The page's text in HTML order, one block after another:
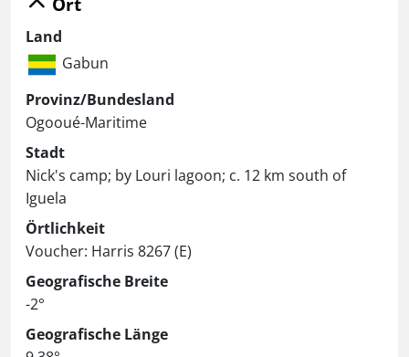
Land
Gabun
Provinz/Bundesland
Ogooué-Maritime
Stadt
Nick's camp; by Louri lagoon; c. 12 km south of
Iguela
Örtlichkeit
Voucher: Harris 8267 (E)
Geografische Breite
-2°
Geografische Länge